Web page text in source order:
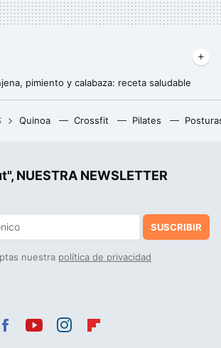
pimiento y calabaza: receta saludable
Quinoa Crossfit Pilates
NUESTRA NEWSLETTER
SUSCRIBIR
nuestra política de privacidad